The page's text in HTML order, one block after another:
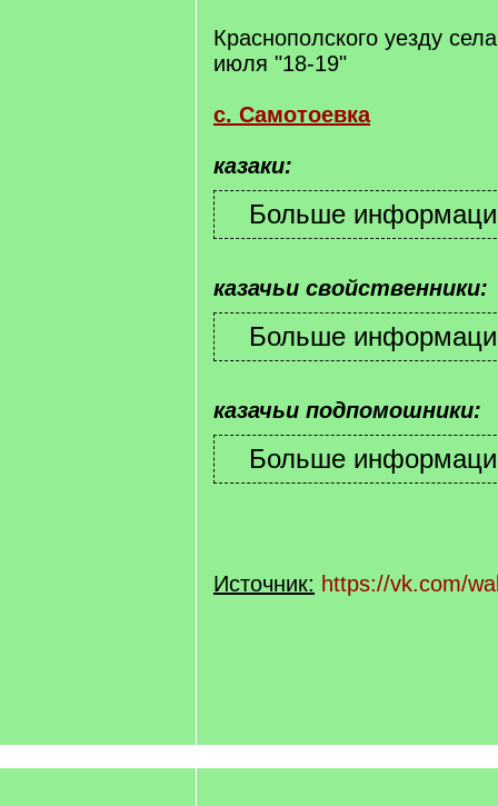
Краснополского уезду
июля "18-19"
с. Самотоевка
казаки:
казачьи свойственники:
казачьи подпомошники:
Источник: https://vk.com/